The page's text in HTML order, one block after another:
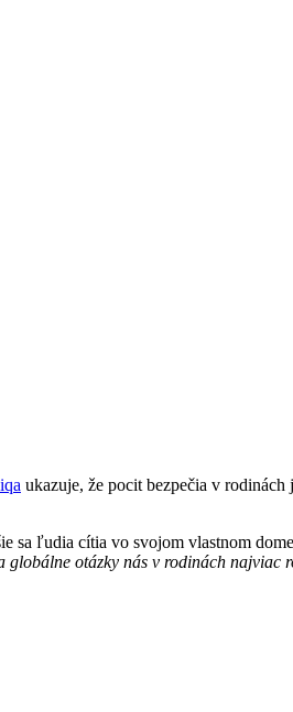
ukazuje, že pocit bezpečia v
sa ľudia cítia vo svojom vlastnom
globálne otázky nás v rodinách